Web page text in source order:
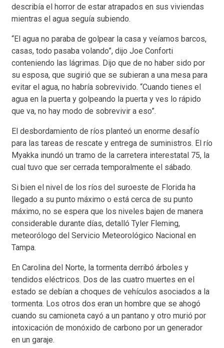
describía el horror de estar atrapados en sus viviendas
mientras el agua seguía subiendo.
“El agua no paraba de golpear la casa y veíamos barcos,
casas, todo pasaba volando”, dijo Joe Conforti
conteniendo las lágrimas. Dijo que de no haber sido por
su esposa, que sugirió que se subieran a una mesa para
evitar el agua, no habría sobrevivido. “Cuando tienes el
agua en la puerta y golpeando la puerta y ves lo rápido
que va, no hay modo de sobrevivir a eso”.
El desbordamiento de ríos planteó un enorme desafío
para las tareas de rescate y entrega de suministros. El río
Myakka inundó un tramo de la carretera interestatal 75, la
cual tuvo que ser cerrada temporalmente el sábado.
Si bien el nivel de los ríos del suroeste de Florida ha
llegado a su punto máximo o está cerca de su punto
máximo, no se espera que los niveles bajen de manera
considerable durante días, detalló Tyler Fleming,
meteorólogo del Servicio Meteorológico Nacional en
Tampa.
En Carolina del Norte, la tormenta derribó árboles y
tendidos eléctricos. Dos de las cuatro muertes en el
estado se debían a choques de vehículos asociados a la
tormenta. Los otros dos eran un hombre que se ahogó
cuando su camioneta cayó a un pantano y otro murió por
intoxicación de monóxido de carbono por un generador
en un garaje.